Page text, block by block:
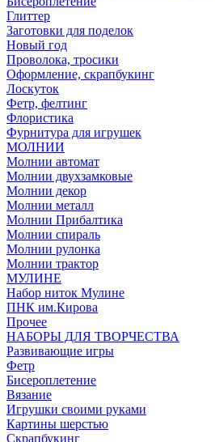
Глиттер
Заготовки для поделок
Новый год
Проволока, тросики
Оформление, скрапбукинг
Лоскуток
Фетр, фелтинг
Флористика
Фурнитура для игрушек
МОЛНИИ
Молнии автомат
Молнии двухзамковые
Молнии декор
Молнии металл
Молнии Прибалтика
Молнии спираль
Молнии рулонка
Молнии трактор
МУЛИНЕ
Набор ниток Мулине
ПНК им.Кирова
Прочее
НАБОРЫ ДЛЯ ТВОРЧЕСТВА
Развивающие игры
Фетр
Бисероплетение
Вязание
Игрушки своими руками
Картины шерстью
Скрапбукинг